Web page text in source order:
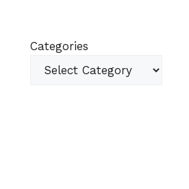
Categories